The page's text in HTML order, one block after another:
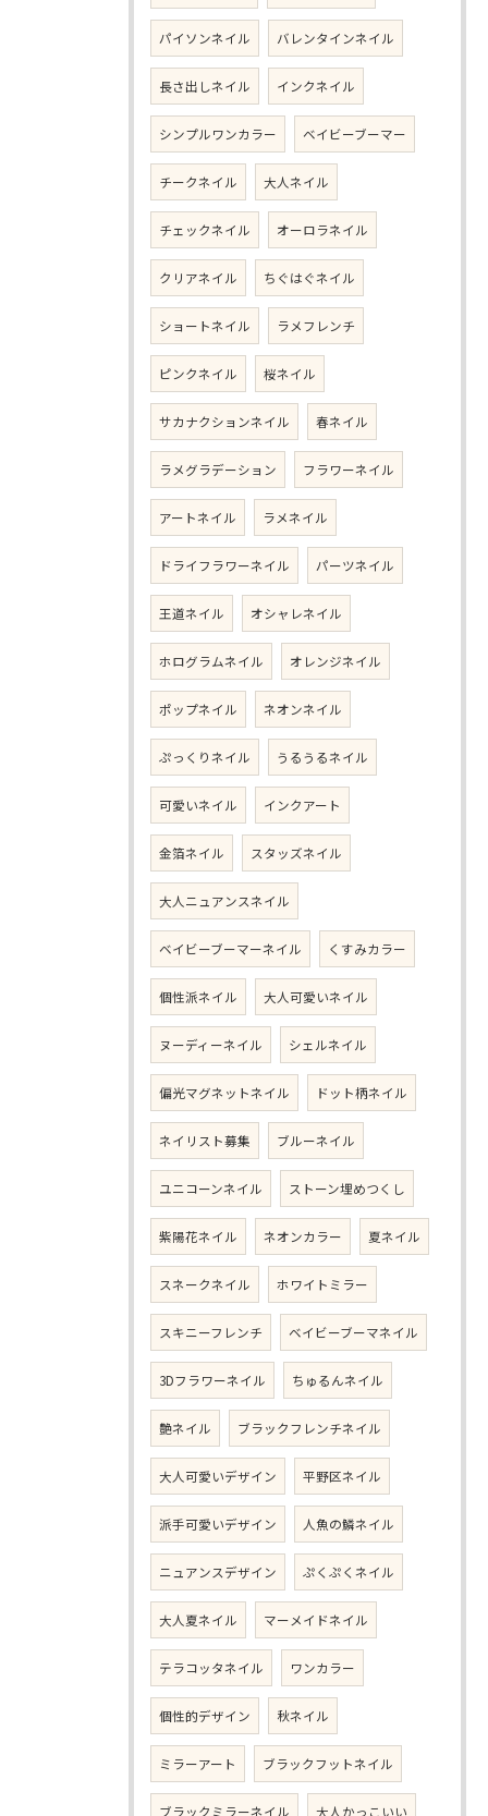
パイソンネイル バレンタインネイル
長さ出しネイル インクネイル
シンプルワンカラー ベイビーブーマー
チークネイル 大人ネイル
チェックネイル オーロラネイル
クリアネイル ちぐはぐネイル
ショートネイル ラメフレンチ
ピンクネイル 桜ネイル
サカナクションネイル 春ネイル
ラメグラデーション フラワーネイル
アートネイル ラメネイル
ドライフラワーネイル パーツネイル
王道ネイル オシャレネイル
ホログラムネイル オレンジネイル
ポップネイル ネオンネイル
ぷっくりネイル うるうるネイル
可愛いネイル インクアート
金箔ネイル スタッズネイル
大人ニュアンスネイル
ベイビーブーマーネイル くすみカラー
個性派ネイル 大人可愛いネイル
ヌーディーネイル シェルネイル
偏光マグネットネイル ドット柄ネイル
ネイリスト募集 ブルーネイル
ユニコーンネイル ストーン埋めつくし
紫陽花ネイル ネオンカラー 夏ネイル
スネークネイル ホワイトミラー
スキニーフレンチ ベイビーブーマネイル
3Dフラワーネイル ちゅるんネイル
艶ネイル ブラックフレンチネイル
大人可愛いデザイン 平野区ネイル
派手可愛いデザイン 人魚の鱗ネイル
ニュアンスデザイン ぷくぷくネイル
大人夏ネイル マーメイドネイル
テラコッタネイル ワンカラー
個性的デザイン 秋ネイル
ミラーアート ブラックフットネイル
ブラックミラーネイル 大人かっこいい